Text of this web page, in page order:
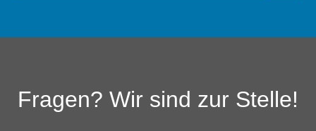
Fragen? Wir sind zur Stelle!